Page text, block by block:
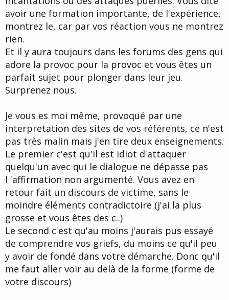
avoir une formation importante, de l'expérience,
montrez le, car par vos réaction vous ne montrez
rien.
Et il y aura toujours dans les forums des gens qui
adore la provoc pour la provoc et vous êtes un
parfait sujet pour plonger dans leur jeu.
Surprenez nous.
Je vous es moi même, provoqué par une
interpretation des sites de vos référents, ce n'est
pas très malin mais j'en tire deux enseignements.
Le premier c'est qu'il est idiot d'attaquer
quelqu'un avec qui le dialogue ne dépasse pas
l 'affirmation non argumenté. Vous avez en
retour fait un discours de victime, sans le
moindre éléments contradictoire (j'ai la plus
grosse et vous êtes des c..)
Le second c'est qu'au moins j'aurais pus essayé
de comprendre vos griefs, du moins ce qu'il peu
y avoir de fondé dans votre démarche. Donc qu'il
me faut aller voir au delà de la forme (forme de
votre discours)